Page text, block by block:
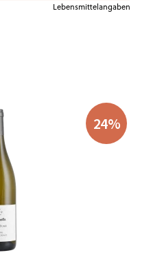
Lebensmittelangaben
24%